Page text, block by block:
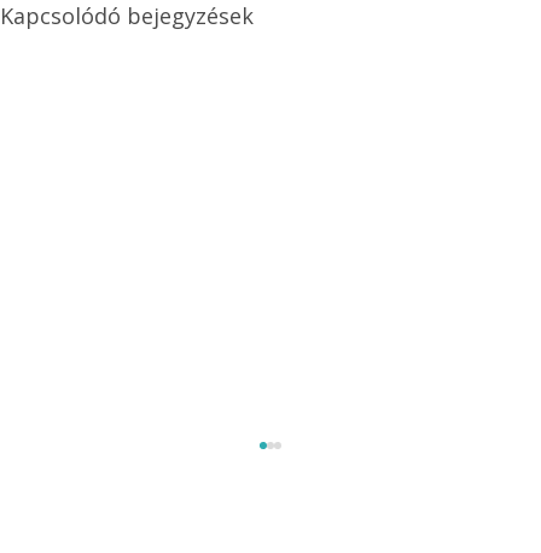
Kapcsolódó bejegyzések